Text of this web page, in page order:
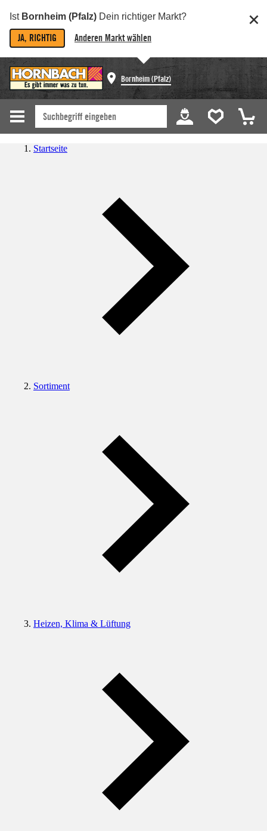
Ist Bornheim (Pfalz) Dein richtiger Markt?
JA, RICHTIG Anderen Markt wählen
Bornheim (Pfalz)
Startseite
Sortiment
Heizen, Klima & Lüftung